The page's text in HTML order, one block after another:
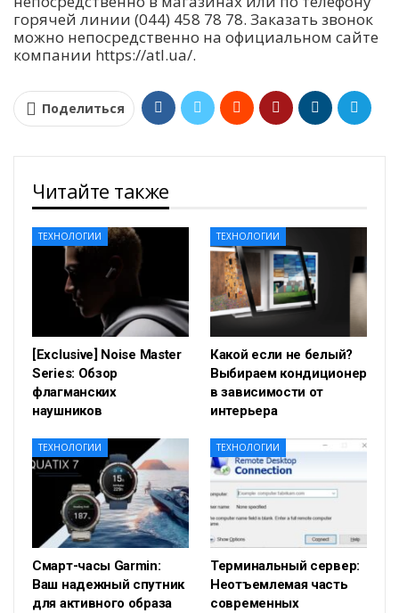
горячей линии (044) 458 78 78. Заказать звонок
можно непосредственно на официальном сайте
компании https://atl.ua/.
Поделиться
Читайте также
ТЕХНОЛОГИИ
[Exclusive] Noise Master
Series: Обзор
флагманских
наушников
ТЕХНОЛОГИИ
Какой если не белый?
Выбираем кондиционер
в зависимости от
интерьера
ТЕХНОЛОГИИ
Смарт-часы Garmin:
Ваш надежный спутник
для активного образа
ТЕХНОЛОГИИ
Терминальный сервер:
Неотъемлемая часть
современных